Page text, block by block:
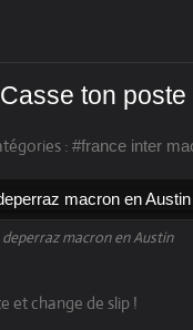
ton
: #france inter
macron en Austin
et change de slip !